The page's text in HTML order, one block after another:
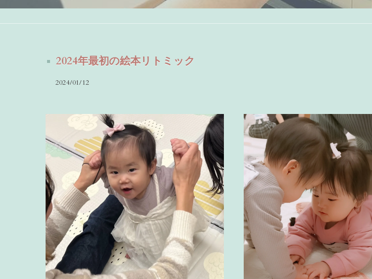
2024年最初の絵本リトミック
2024/01/12